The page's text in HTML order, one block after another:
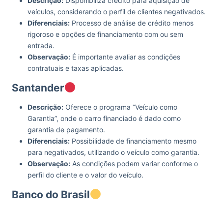
veículos, considerando o perfil de clientes negativados.
Diferenciais: Processo de análise de crédito menos
rigoroso e opções de financiamento com ou sem
entrada.
Observação: É importante avaliar as condições
contratuais e taxas aplicadas.
Santander
Descrição: Oferece o programa “Veículo como
Garantia”, onde o carro financiado é dado como
garantia de pagamento.
Diferenciais: Possibilidade de financiamento mesmo
para negativados, utilizando o veículo como garantia.
Observação: As condições podem variar conforme o
perfil do cliente e o valor do veículo.
Banco do Brasil